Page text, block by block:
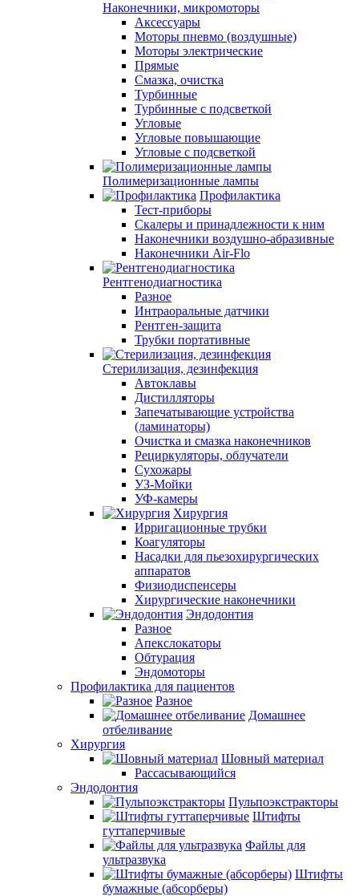
Наконечники, микромоторы
Аксессуары
Моторы пневмо (воздушные)
Моторы электрические
Прямые
Смазка, очистка
Турбинные
Турбинные с подсветкой
Угловые
Угловые повышающие
Угловые с подсветкой
Полимеризационные лампы
Профилактика
Тест-приборы
Скалеры и принадлежности к ним
Наконечники воздушно-абразивные
Наконечники Air-Flo
Рентгенодиагностика
Разное
Интраоральные датчики
Рентген-защита
Трубки портативные
Стерилизация, дезинфекция
Автоклавы
Дистилляторы
Запечатывающие устройства
(ламинаторы)
Очистка и смазка наконечников
Рециркуляторы, облучатели
Сухожары
УЗ-Мойки
УФ-камеры
Хирургия
Ирригационные трубки
Коагуляторы
Насадки для пьезохирургических
аппаратов
Физиодиспенсеры
Хирургические наконечники
Эндодонтия
Разное
Апекслокаторы
Обтурация
Эндомоторы
Профилактика для пациентов
Разное
Домашнее
отбеливание
Хирургия
Шовный материал
Рассасывающийся
Эндодонтия
Пульпоэкстракторы
Штифты
гуттаперчивые
Файлы для
ультразвука
Штифты
бумажные (абсорберы)